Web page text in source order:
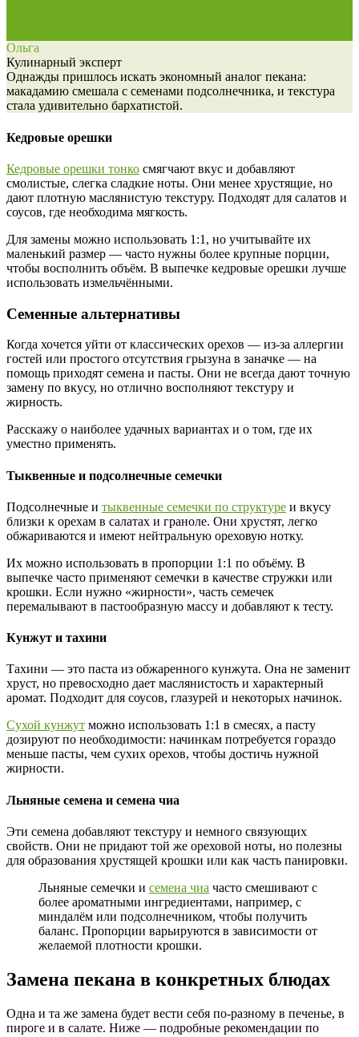
Ольга
Кулинарный эксперт
Однажды пришлось искать экономный аналог пекана:
макадамию смешала с семенами подсолнечника, и текстура
стала удивительно бархатистой.
Кедровые орешки
Кедровые орешки тонко смягчают вкус и добавляют
смолистые, слегка сладкие ноты. Они менее хрустящие, но
дают плотную маслянистую текстуру. Подходят для салатов и
соусов, где необходима мягкость.
Для замены можно использовать 1:1, но учитывайте их
маленький размер — часто нужны более крупные порции,
чтобы восполнить объём. В выпечке кедровые орешки лучше
использовать измельчёнными.
Семенные альтернативы
Когда хочется уйти от классических орехов — из-за аллергии
гостей или простого отсутствия грызуна в заначке — на
помощь приходят семена и пасты. Они не всегда дают точную
замену по вкусу, но отлично восполняют текстуру и
жирность.
Расскажу о наиболее удачных вариантах и о том, где их
уместно применять.
Тыквенные и подсолнечные семечки
Подсолнечные и тыквенные семечки по структуре и вкусу
близки к орехам в салатах и граноле. Они хрустят, легко
обжариваются и имеют нейтральную ореховую нотку.
Их можно использовать в пропорции 1:1 по объёму. В
выпечке часто применяют семечки в качестве стружки или
крошки. Если нужно «жирности», часть семечек
перемалывают в пастообразную массу и добавляют к тесту.
Кунжут и тахини
Тахини — это паста из обжаренного кунжута. Она не заменит
хруст, но превосходно дает маслянистость и характерный
аромат. Подходит для соусов, глазурей и некоторых начинок.
Сухой кунжут можно использовать 1:1 в смесях, а пасту
дозируют по необходимости: начинкам потребуется гораздо
меньше пасты, чем сухих орехов, чтобы достичь нужной
жирности.
Льняные семена и семена чиа
Эти семена добавляют текстуру и немного связующих
свойств. Они не придают той же ореховой ноты, но полезны
для образования хрустящей крошки или как часть панировки.
Льняные семечки и семена чиа часто смешивают с
более ароматными ингредиентами, например, с
миндалём или подсолнечником, чтобы получить
баланс. Пропорции варьируются в зависимости от
желаемой плотности крошки.
Замена пекана в конкретных блюдах
Одна и та же замена будет вести себя по‑разному в печенье, в
пироге и в салате. Ниже — подробные рекомендации по